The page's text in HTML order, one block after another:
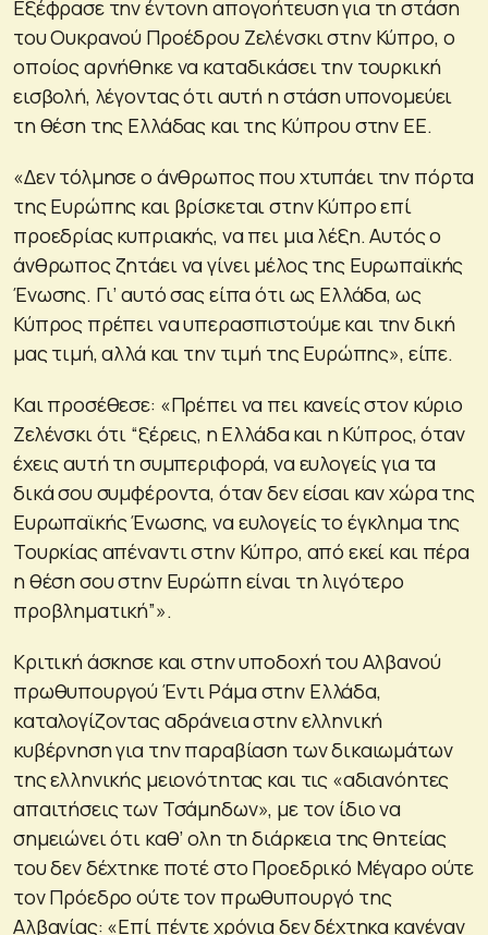
Εξέφρασε την έντονη απογοήτευση για τη στάση
του Ουκρανού Προέδρου Ζελένσκι στην Κύπρο, ο
οποίος αρνήθηκε να καταδικάσει την τουρκική
εισβολή, λέγοντας ότι αυτή η στάση υπονομεύει
τη θέση της Ελλάδας και της Κύπρου στην ΕΕ.
«Δεν τόλμησε ο άνθρωπος που χτυπάει την πόρτα
της Ευρώπης και βρίσκεται στην Κύπρο επί
προεδρίας κυπριακής, να πει μια λέξη. Αυτός ο
άνθρωπος ζητάει να γίνει μέλος της Ευρωπαϊκής
Ένωσης. Γι’ αυτό σας είπα ότι ως Ελλάδα, ως
Κύπρος πρέπει να υπερασπιστούμε και την δική
μας τιμή, αλλά και την τιμή της Ευρώπης», είπε.
Και προσέθεσε: «Πρέπει να πει κανείς στον κύριο
Ζελένσκι ότι “ξέρεις, η Ελλάδα και η Κύπρος, όταν
έχεις αυτή τη συμπεριφορά, να ευλογείς για τα
δικά σου συμφέροντα, όταν δεν είσαι καν χώρα της
Ευρωπαϊκής Ένωσης, να ευλογείς το έγκλημα της
Τουρκίας απέναντι στην Κύπρο, από εκεί και πέρα
η θέση σου στην Ευρώπη είναι τη λιγότερο
προβληματική”».
Κριτική άσκησε και στην υποδοχή του Αλβανού
πρωθυπουργού Έντι Ράμα στην Ελλάδα,
καταλογίζοντας αδράνεια στην ελληνική
κυβέρνηση για την παραβίαση των δικαιωμάτων
της ελληνικής μειονότητας και τις «αδιανόητες
απαιτήσεις των Τσάμηδων», με τον ίδιο να
σημειώνει ότι καθ’ ολη τη διάρκεια της θητείας
του δεν δέχτηκε ποτέ στο Προεδρικό Μέγαρο ούτε
τον Πρόεδρο ούτε τον πρωθυπουργό της
Αλβανίας: «Επί πέντε χρόνια δεν δέχτηκα κανέναν